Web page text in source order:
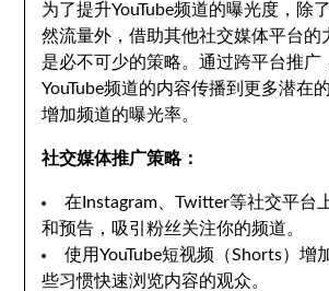
为了提升YouTube频道的曝光度，除
然流量外，借助其他社交媒体平台的
是必不可少的策略。通过跨平台推广
YouTube频道的内容传播到更多潜在
增加频道的曝光率。
社交媒体推广策略：
在Instagram、Twitter等社交平台
和预告，吸引粉丝关注你的频道。
使用YouTube短视频（Shorts）增
些习惯快速浏览内容的观众。